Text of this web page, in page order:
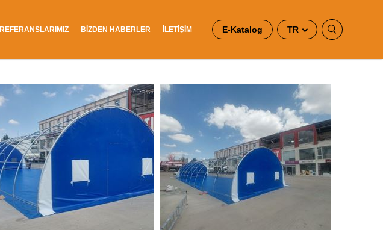
REFERANSLARIMIZ BİZDEN HABERLER İLETİŞİM E-Katalog TR